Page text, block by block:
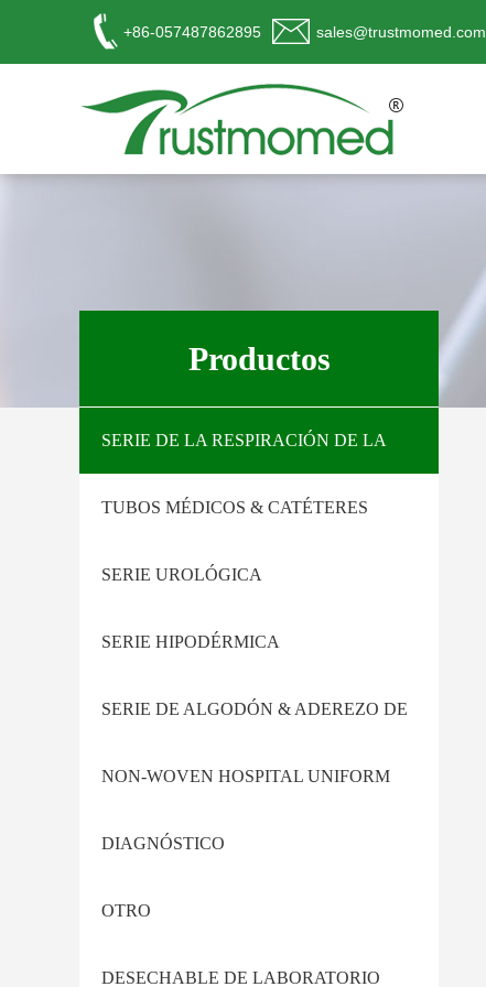
+86-057487862895 sales@trustmomed.com
Productos
SERIE DE LA RESPIRACIÓN DE LA
ANESTESIA
TUBOS MÉDICOS & CATÉTERES
SERIE UROLÓGICA
SERIE HIPODÉRMICA
SERIE DE ALGODÓN & ADEREZO DE
MADERA
NON-WOVEN HOSPITAL UNIFORM
DIAGNÓSTICO
OTRO
DESECHABLE DE LABORATORIO
工作时间